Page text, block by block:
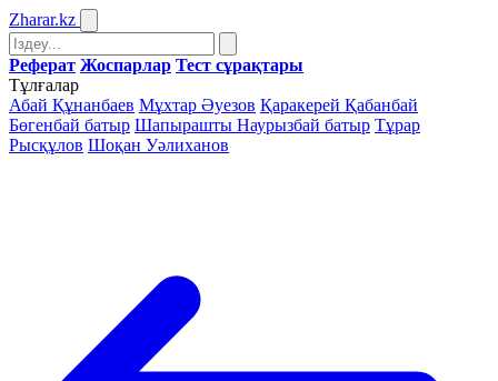
Zharar.kz
Реферат Жоспарлар Тест сұрақтары
Тұлғалар
Абай Құнанбаев Мұхтар Әуезов Қаракерей Қабанбай
Бөгенбай батыр Шапырашты Наурызбай батыр Тұрар
Рысқұлов Шоқан Уәлиханов